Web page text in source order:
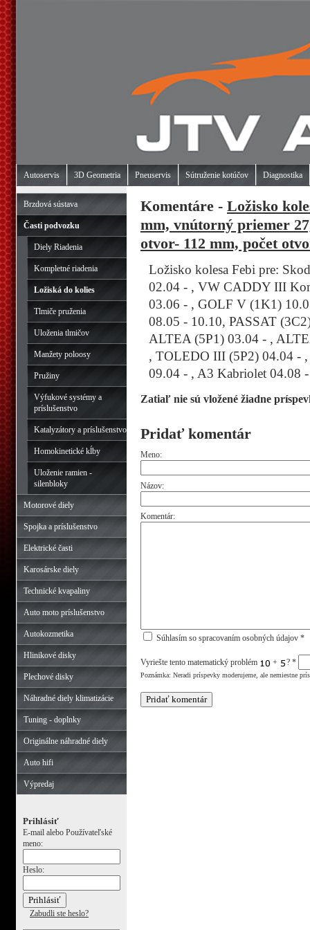
Autoservis 3D Geometria Pneuservis Sútruženie kotúčov Diagnostika
Brzdová sústava
Časti podvozku
Diely Riadenia
Kompletné riadenia
Ložiská do kolies
Tlmiče pruženia
Uloženia tlmičov
Manžety poloosy
Pružiny
Výfukové systémy a
príslušenstvo
Katalyzátory a príslušenstvo
Homokinetické kĺby
Uloženie ramien -
silenbloky
Motorové diely
Spojka a príslušenstvo
Elektrické časti
Karosárske diely
Technické kvapaliny
Auto moto príslušenstvo
Autokozmetika
Hlinikové disky
Plechové disky
Náhradné diely klimatizácie
Tuning - doplnky
Originálne náhradné diely
Auto hifi
Výpredaj
Prihlásiť
E-mail alebo Používateľské
meno:
Heslo:
Zabudli ste heslo?
Komentáre - Ložisko
mm, vnútorný priemer
otvor- 112 mm, počet
Ložisko kolesa Febi pre:
02.04 - , VW CADDY III
03.06 - , GOLF V (1K1)
08.05 - 10.10, PASSAT
ALTEA (5P1) 03.04 - ,
, TOLEDO III (5P2) 04.04 -
09.04 - , A3 Kabriolet 04.08 -
Zatiaľ nie sú vložené žiadne
Pridať komentár
Meno:
Názov:
Komentár:
Súhlasím so spracovaním osobných údajov *
Vyriešte tento matematický problém + ? *
Poznámka: Neradi príspevky moderujeme, ale nemiestne